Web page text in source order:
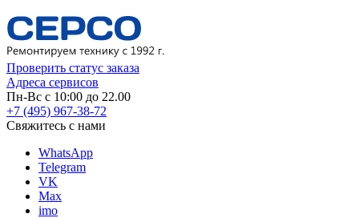
Проверить статус заказа
Адреса сервисов
Пн-Вс с 10:00 до 22.00
+7 (495) 967-38-72
Свяжитесь с нами
WhatsApp
Telegram
VK
Max
imo